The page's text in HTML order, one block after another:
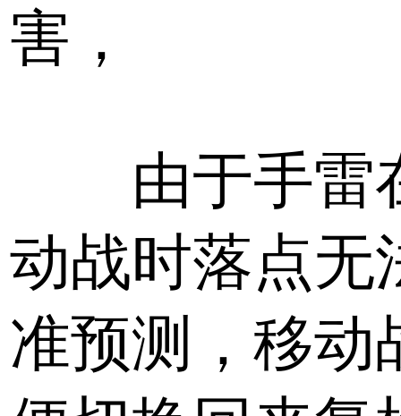
害，
由于手雷
动战时落点无
准预测，移动